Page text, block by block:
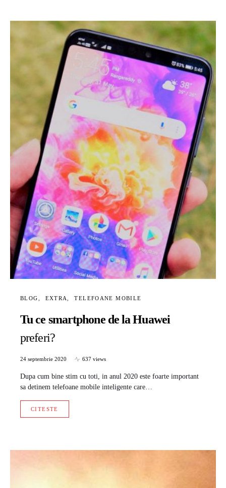
BLOG EXTRA TELEFOANE MOBILE
Tu ce smartphone de la Huawei
preferi?
24 septembrie 2020 637 views
Dupa cum bine stim cu toti, in anul 2020 este foarte important
sa detinem telefoane mobile inteligente care…
CITESTE